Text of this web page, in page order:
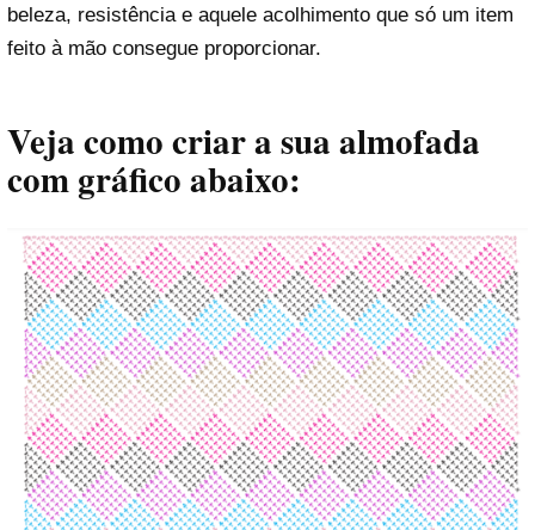
beleza, resistência e aquele acolhimento que só um item
feito à mão consegue proporcionar.
Veja como criar a sua almofada
com gráfico abaixo: